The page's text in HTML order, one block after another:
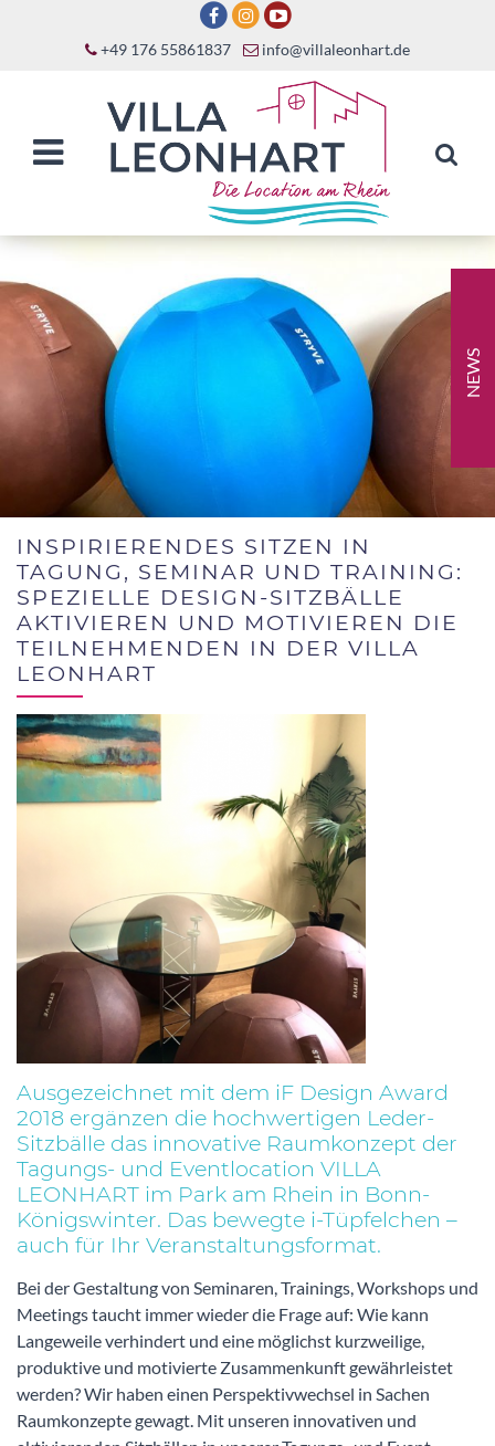
+49 176 55861837 info@villaleonhart.de
NEWS
INSPIRIERENDES SITZEN IN
TAGUNG, SEMINAR UND TRAINING:
SPEZIELLE DESIGN-SITZBÄLLE
AKTIVIEREN UND MOTIVIEREN DIE
TEILNEHMENDEN IN DER VILLA
LEONHART
Ausgezeichnet mit dem iF Design Award
2018 ergänzen die hochwertigen Leder-
Sitzbälle das innovative Raumkonzept der
Tagungs- und Eventlocation VILLA
LEONHART im Park am Rhein in Bonn-
Königswinter. Das bewegte i-Tüpfelchen –
auch für Ihr Veranstaltungsformat.
Bei der Gestaltung von Seminaren, Trainings, Workshops und
Meetings taucht immer wieder die Frage auf: Wie kann
Langeweile verhindert und eine möglichst kurzweilige,
produktive und motivierte Zusammenkunft gewährleistet
werden? Wir haben einen Perspektivwechsel in Sachen
Raumkonzepte gewagt. Mit unseren innovativen und